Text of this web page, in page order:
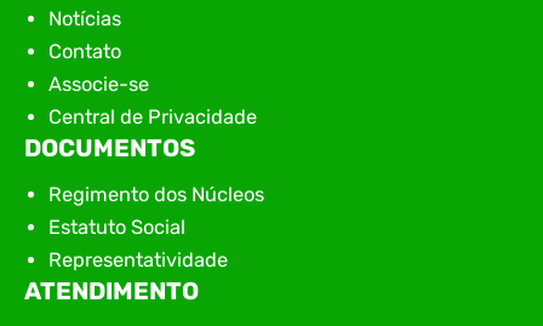
Notícias
Contato
Associe-se
Central de Privacidade
DOCUMENTOS
Regimento dos Núcleos
Estatuto Social
Representatividade
ATENDIMENTO